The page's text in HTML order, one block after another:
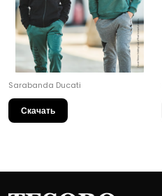
Sarabanda Ducati
Скачать